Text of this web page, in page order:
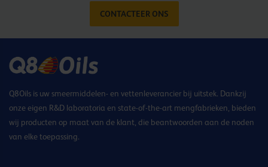
CONTACTEER ONS
Q8Oils is uw smeermiddelen- en vettenleverancier bij uitstek. Dankzij
onze eigen R&D laboratoria en state-of-the-art mengfabrieken, bieden
wij producten op maat van de klant, die beantwoorden aan de noden
van elke toepassing.